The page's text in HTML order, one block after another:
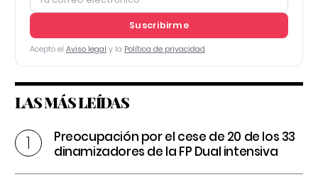
Suscribirme
Acepto el Aviso legal y la Política de privacidad
LAS MÁS LEÍDAS
Preocupación por el cese de 20 de los 33
dinamizadores de la FP Dual intensiva